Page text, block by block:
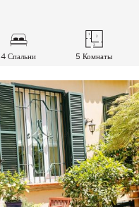
4 Спальни 5 Комнаты